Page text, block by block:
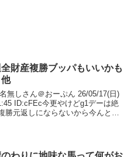
財産複勝ブッパもいいかも
無しさん＠おーぷん 26/05/17(日)
ID:cFEc今更やけどg1デーは絶
勝元返しにならないから今んとこ